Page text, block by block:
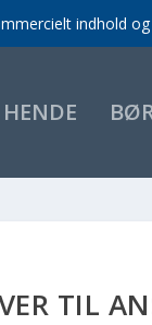
indhold
HENDE
TIL